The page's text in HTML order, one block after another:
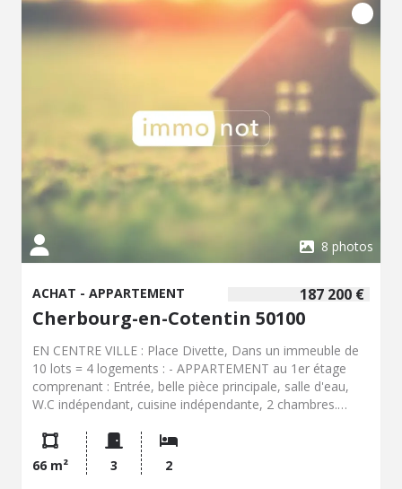
8 photos
187 200 €
ACHAT - APPARTEMENT
Cherbourg-en-Cotentin 50100
EN CENTRE VILLE : Place Divette, Dans un immeuble de
10 lots = 4 logements : - APPARTEMENT au 1er étage
comprenant : Entrée, belle pièce principale, salle d'eau,
W.C indépendant, cuisine indépendante, 2 chambres.
(2024) - Fenêtres PC double vitrage avec volets. - Cave. -
Cour commune. Pas d'amiante. GAZ : Pas d'anomalies
constatées lors du diagnostic. Taxe foncière : 979 ?
66 m² 3 2